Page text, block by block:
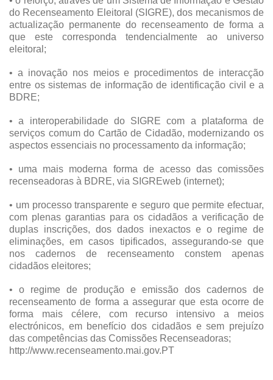
do Recenseamento Eleitoral (SIGRE), dos mecanismos de
actualização permanente do recenseamento de forma a
que este corresponda tendencialmente ao universo
eleitoral;
• a inovação nos meios e procedimentos de interacção
entre os sistemas de informação de identificação civil e a
BDRE;
• a interoperabilidade do SIGRE com a plataforma de
serviços comum do Cartão de Cidadão, modernizando os
aspectos essenciais no processamento da informação;
• uma mais moderna forma de acesso das comissões
recenseadoras à BDRE, via SIGREweb (internet);
• um processo transparente e seguro que permite efectuar,
com plenas garantias para os cidadãos a verificação de
duplas inscrições, dos dados inexactos e o regime de
eliminações, em casos tipificados, assegurando-se que
nos cadernos de recenseamento constem apenas
cidadãos eleitores;
• o regime de produção e emissão dos cadernos de
recenseamento de forma a assegurar que esta ocorre de
forma mais célere, com recurso intensivo a meios
electrónicos, em benefício dos cidadãos e sem prejuízo
das competências das Comissões Recenseadoras;
http://www.recenseamento.mai.gov.PT